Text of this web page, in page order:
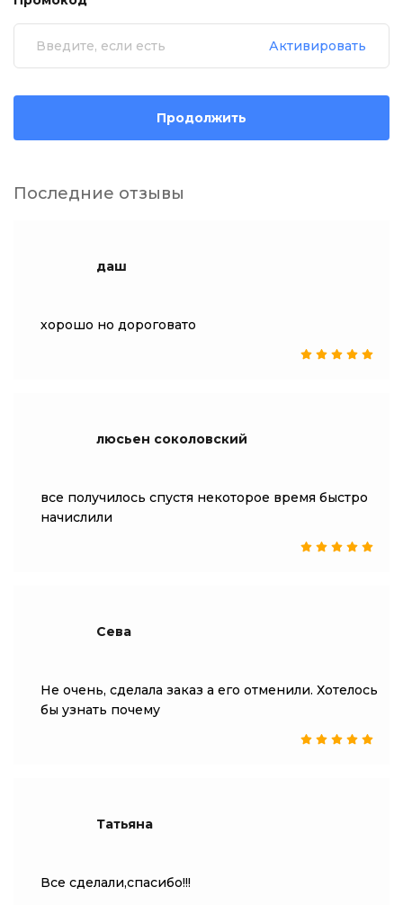
Активировать
Продолжить
Последние отзывы
даш
хорошо но дороговато
люсьен соколовский
все получилось спустя некоторое время быстро
начислили
Сева
Не очень, сделала заказ а его отменили. Хотелось
бы узнать почему
Татьяна
Все сделали,спасибо!!!